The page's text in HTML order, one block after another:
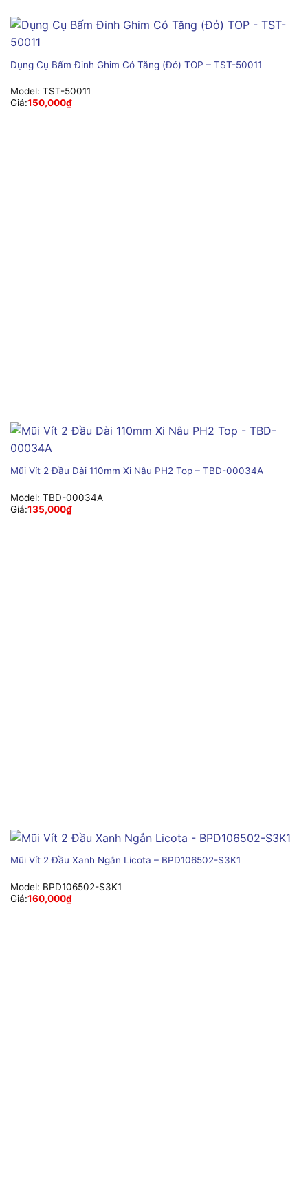
Dụng Cụ Bấm Đinh Ghim Có Tăng (Đỏ) TOP – TST-50011
Model: TST-50011
Giá:150,000₫
Mũi Vít 2 Đầu Dài 110mm Xi Nâu PH2 Top – TBD-00034A
Model: TBD-00034A
Giá:135,000₫
Mũi Vít 2 Đầu Xanh Ngắn Licota – BPD106502-S3K1
Model: BPD106502-S3K1
Giá:160,000₫